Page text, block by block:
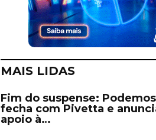
MAIS LIDAS
Fim do suspense: Podemos
fecha com Pivetta e
apoio à…